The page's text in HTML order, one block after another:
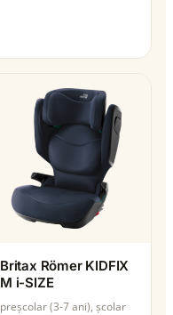
Britax Römer KIDFIX
M i-SIZE
preșcolar (3-7 ani), școlar